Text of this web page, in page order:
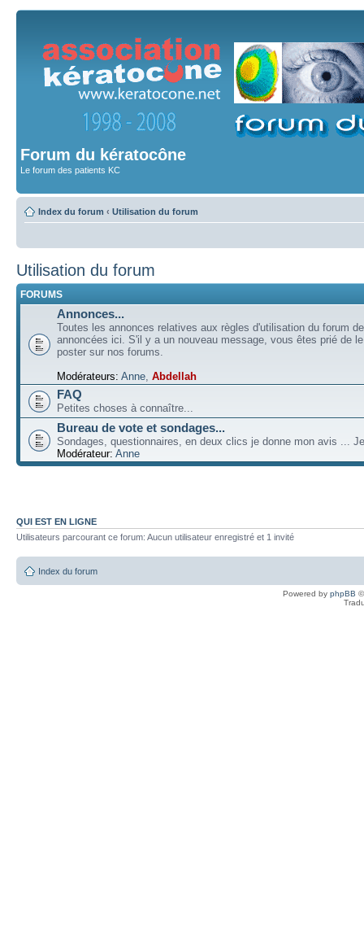
Forum du kératocône
Le forum des patients KC
Index du forum ‹ Utilisation du forum
Utilisation du forum
FORUMS
Annonces...
Toutes les annonces relatives aux règles d'utilisation du forum
annoncées ici. S'il y a un nouveau message, vous êtes prié de
poster sur nos forums.
Modérateurs: Anne Abdellah
FAQ
Petites choses à connaître...
Bureau de vote et sondages...
Sondages, questionnaires, en deux clics je donne mon avis ...
Modérateur: Anne
QUI EST EN LIGNE
Utilisateurs parcourant ce forum: Aucun utilisateur enregistré et 1 invité
Index du forum
Powered by phpBB